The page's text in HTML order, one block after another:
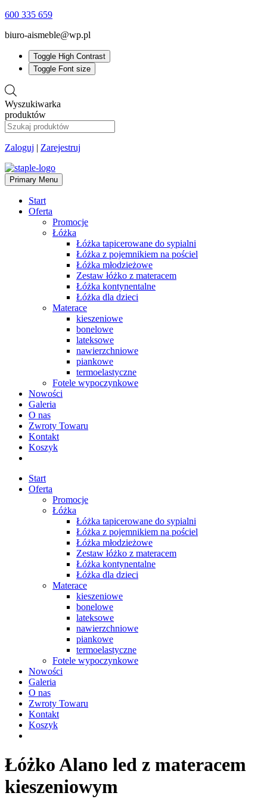
600 335 659
biuro-aismeble@wp.pl
Toggle High Contrast
Toggle Font size
Wyszukiwarka
produktów
Zaloguj | Zarejestruj
Primary Menu
Start
Oferta
Promocje
Łóżka
Łóżka tapicerowane do sypialni
Łóżka z pojemnikiem na pościel
Łóżka młodzieżowe
Zestaw łóżko z materacem
Łóżka kontynentalne
Łóżka dla dzieci
Materace
kieszeniowe
bonelowe
lateksowe
nawierzchniowe
piankowe
termoelastyczne
Fotele wypoczynkowe
Nowości
Galeria
O nas
Zwroty Towaru
Kontakt
Koszyk
Start
Oferta
Promocje
Łóżka
Łóżka tapicerowane do sypialni
Łóżka z pojemnikiem na pościel
Łóżka młodzieżowe
Zestaw łóżko z materacem
Łóżka kontynentalne
Łóżka dla dzieci
Materace
kieszeniowe
bonelowe
lateksowe
nawierzchniowe
piankowe
termoelastyczne
Fotele wypoczynkowe
Nowości
Galeria
O nas
Zwroty Towaru
Kontakt
Koszyk
Łóżko Alano led z materacem
kieszeniowym